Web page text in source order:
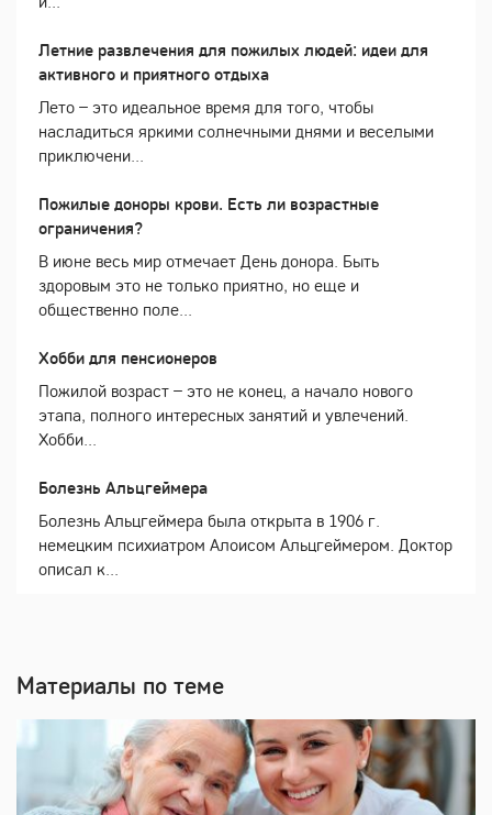
Летние развлечения для пожилых людей: идеи для
активного и приятного отдыха
Лето – это идеальное время для того, чтобы
насладиться яркими солнечными днями и веселыми
приключени...
Пожилые доноры крови. Есть ли возрастные
ограничения?
В июне весь мир отмечает День донора. Быть
здоровым это не только приятно, но еще и
общественно поле...
Хобби для пенсионеров
Пожилой возраст – это не конец, а начало нового
этапа, полного интересных занятий и увлечений.
Хобби...
Болезнь Альцгеймера
Болезнь Альцгеймера была открыта в 1906 г.
немецким психиатром Алоисом Альцгеймером. Доктор
описал к...
Материалы по теме